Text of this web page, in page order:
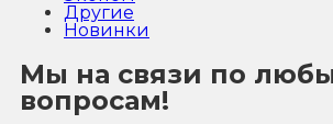
Другие
Новинки
Мы на связи по
вопросам!